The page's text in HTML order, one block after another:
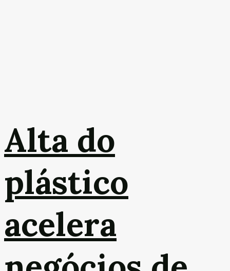
Alta do
plástico
acelera